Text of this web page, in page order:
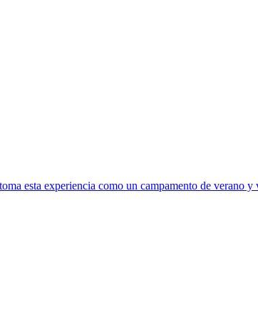
esta experiencia como un campamento de verano y